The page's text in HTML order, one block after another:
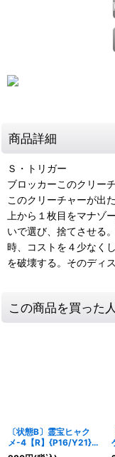
商品詳細
Ｓ・トリガー
ブロッカーこのクリー
このクリーチャーが出
上から１枚目をマナゾ
いで選び、捨てさせる
時、コストを４少なく
を破壊する。そのディ
この商品を買った
〔状態B〕霊宝ヒャク
メ-4【R】{P16/Y21}
《多》